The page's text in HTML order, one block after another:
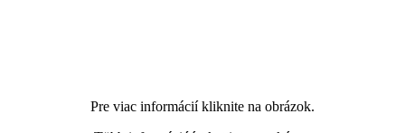
Pre viac informácií kliknite na obrázok.